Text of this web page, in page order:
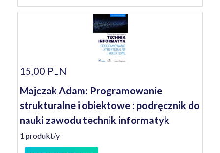
15,00 PLN
Majczak Adam: Programowanie
strukturalne i obiektowe : podręcznik do
nauki zawodu technik informatyk
1 produkt/y